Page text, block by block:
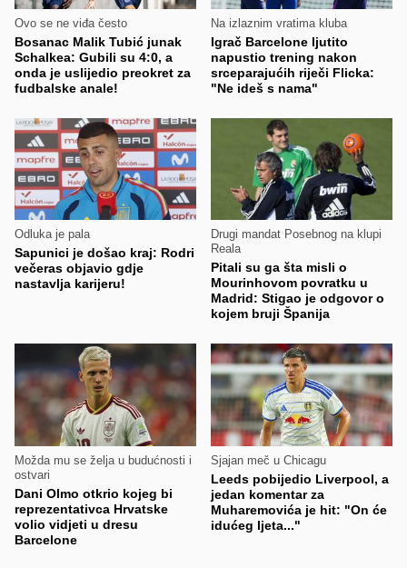
Ovo se ne viđa često
Bosanac Malik Tubić junak
Schalkea: Gubili su 4:0, a
onda je uslijedio preokret za
fudbalske anale!
Na izlaznim vratima kluba
Igrač Barcelone ljutito
napustio trening nakon
srceparajućih riječi Flicka:
"Ne ideš s nama"
Odluka je pala
Sapunici je došao kraj: Rodri
večeras objavio gdje
nastavlja karijeru!
Drugi mandat Posebnog na klupi
Reala
Pitali su ga šta misli o
Mourinhovom povratku u
Madrid: Stigao je odgovor o
kojem bruji Španija
Možda mu se želja u budućnosti i
ostvari
Dani Olmo otkrio kojeg bi
reprezentativca Hrvatske
volio vidjeti u dresu
Barcelone
Sjajan meč u Chicagu
Leeds pobijedio Liverpool, a
jedan komentar za
Muharemovića je hit: "On će
idućeg ljeta..."